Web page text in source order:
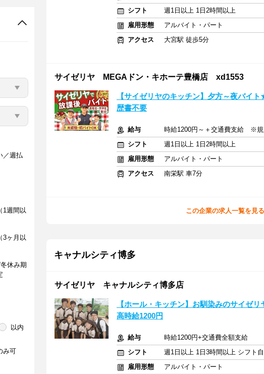
／週払
1週間以
3ヶ月以
休み期
以内
み可
シフト
週1日以上 1日2時間以上
雇用形態
アルバイト・パート
アクセス
大宮駅 徒歩5分
サイゼリヤ MEGAドン・キホーテ豊橋店 xd1553
【サイゼリヤのキッチン】夕方～夜バイ
歴書不要
給与
時給1200円～＋交通費支給 ※規
シフト
週1日以上 1日2時間以上
雇用形態
アルバイト・パート
アクセス
南栄駅 車7分
この企業の求人一覧を見る
キャナルシティ博多
サイゼリヤ キャナルシティ博多店
【ホール・キッチン】お馴染みのサイゼ
高時給1200円
給与
時給1200円+交通費全額支給
シフト
週1日以上 1日3時間以上 シフト
雇用形態
アルバイト・パート